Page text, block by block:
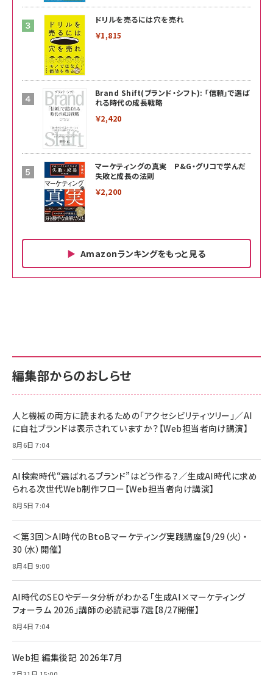
ドリルを売るには穴を売れ
￥1,815
Brand Shift(ブランド・シフト): 「信頼」で選ば
れる時代の成長戦略
￥2,420
マーケティングの真実 P&G・グリコで学んだ
失敗と成長の法則
￥2,200
Amazonランキングをもっと見る
￥880
anan(アンアン)2026/06/24号 No.2500増刊
スペシャルエディション[王道エンタメの矜持／
￥1,100
年後半、あなたの恋と運命／山田涼介]
￥880
Amazonランキングをもっと見る
サポート正規品 メーカー保証5年 KLMEA128G
NIMASO ガラスフィルム iPhone 17 用 保護フィ
すい ガイド枠付き いPhone17 (6.3インチ) 対応
2枚セット DSP25F1698
￥1,599
【New】Amazon Fire TV Stick HD | 手軽にスト
レイヤー
￥6,980
Anker Soundcore P31i (Bluetooth 6.1) 【完
全ワイヤレスイヤホン/アクティブノイズキャンセリ
ング/マルチポイント接続 / 最大50時間再生 / PSE
Anker PowerLine III Flow USB-C & USB-C
ケーブル Anker絡まないケーブル 240W 結束バン
ド付き USB PD対応 シリコン素材採用 iPhone
17 / 16 / 15 / Galaxy iPad Pro MacBook
Amazonランキングをもっと見る
サポート正規品 メーカー保証5年 KLMEA128G
Amazon eギフトカード - Amazonロゴ - クラ
￥5,000
ケーブル Anker絡まないケーブル 240W 結束バン
17 / 16 / 15 / Galaxy iPad Pro MacBook
Pro/Air 各種対応 (1.8m ミッドナイトブラック)
￥1,890
キャンペーン】
￥4,857
編集部からのおしらせ
人と機械の両方に読まれるための「アクセシビリティツリー」／AI
に自社ブランドは表示されていますか？【Web担当者向け講演】
8月6日 7:04
AI検索時代“選ばれるブランド”はどう作る？／生成AI時代に求め
られる次世代Web制作フロー【Web担当者向け講演】
8月5日 7:04
＜第3回＞AI時代のBtoBマーケティング実践講座【9/29（火）・
30（水）開催】
8月4日 9:00
AI時代のSEOやデータ分析がわかる「生成AI×マーケティング
フォーラム 2026」講師の必読記事7選【8/27開催】
8月4日 7:04
Web担 編集後記 2026年7月